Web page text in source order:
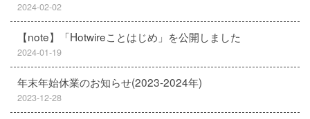
2024-02-02
【note】「Hotwireことはじめ」を公開しました
2024-01-19
年末年始休業のお知らせ(2023-2024年)
2023-12-28